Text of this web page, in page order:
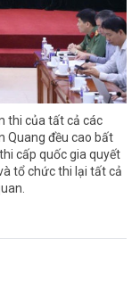
thi của tất cả các
Quang đều cao bất
cấp quốc gia quyết
tổ chức thi lại tất cả